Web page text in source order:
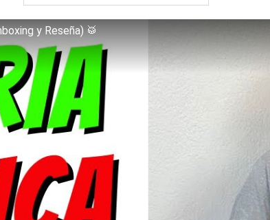
Melodics Lessons
y Reseña) 🥁